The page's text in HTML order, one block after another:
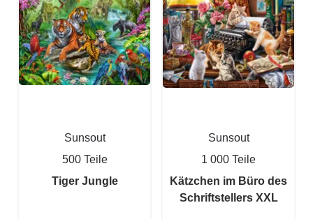
Sunsout
500 Teile
Tiger Jungle
Sunsout
1 000 Teile
Kätzchen im Büro des
Schriftstellers XXL